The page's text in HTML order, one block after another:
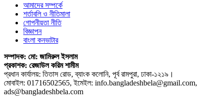
আমাদের সম্পর্কে
শর্তাবলি ও নীতিমালা
গোপনীয়তা নীতি
বিজ্ঞাপন
বাংলা কনভাটার
সম্পাদক: মো: জামিরুল ইসলাম
প্রকাশক: রেজাউল করিম শামীম
প্রধান কার্যালয়: তিতাস রোড, ব্যাংক কলোনি, পূর্ব রামপুরা, ঢাকা-১২১৯।
মোবাইল: 01716502565, ইমেইল: info.bangladeshbela@gmail.com,
ads@bangladeshbela.com